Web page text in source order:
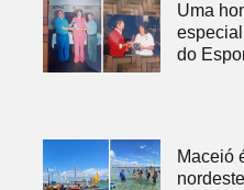
Uma
do
Maceió